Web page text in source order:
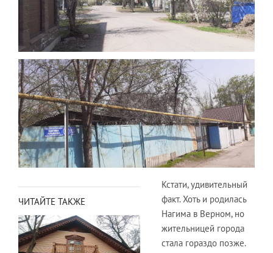
ЧИТАЙТЕ ТАКЖЕ
Кстати, удивительный
факт. Хоть и родилась
Нагима в Верном, но
жительницей города
стала гораздо позже.